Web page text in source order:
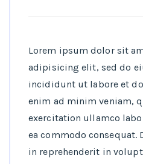
Lorem ipsum dolor sit
adipisicing elit, sed do
incididunt ut labore et
enim ad minim veniam,
exercitation ullamco
ea commodo consequat.
in reprehenderit in